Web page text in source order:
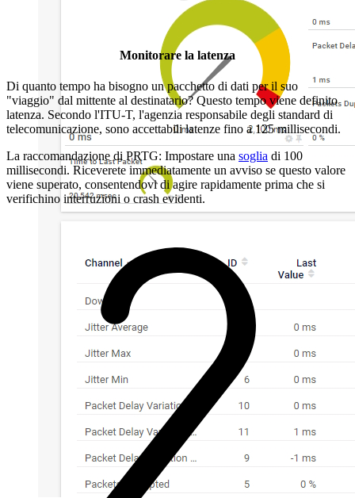
Monitorare la latenza
Di quanto tempo ha bisogno un pacchetto di dati per il suo
"viaggio" dal mittente al destinatario? Questo tempo viene definito
latenza. Secondo l'ITU-T, l'agenzia responsabile degli standard di
telecomunicazione, sono accettabili latenze fino a 125 millisecondi.
La raccomandazione di PRTG: Impostare una soglia di 100
millisecondi. Riceverete immediatamente un avviso se questo valore
viene superato, consentendovi di agire rapidamente prima che si
verifichino interruzioni o crash evidenti.